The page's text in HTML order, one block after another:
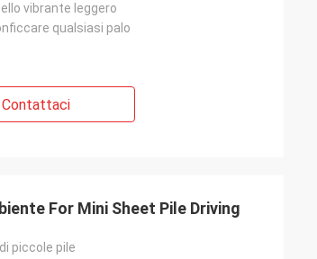
vibrante leggero
qualsiasi palo
Contattaci
For Mini Sheet Pile Driving
piccole pile